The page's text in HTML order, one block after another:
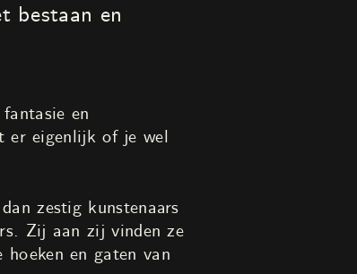
bestaan en
en
er eigenlijk of je wel
zestig kunstenaars
Zij aan zij vinden ze
hoeken en gaten van